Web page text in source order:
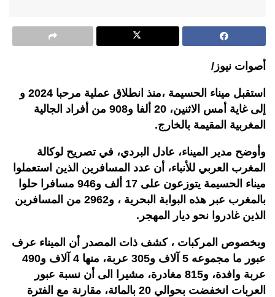
أصوات نيوز/
استقبل ميناء الحسيمة ،منذ انطلاق عملية مرحبا 2024 و
إلى غاية أمس الاثنين، 20 ألفا و908 من أفراد الجالية
المغربية المقيمة بالخارج.
وأوضح مدير الميناء، عادل البردي، في تصريح لوكالة
المغرب العربي للأنباء، أن عدد المسافرين الذين استعملوا
ميناء الحسيمة يتوزعون على 17 ألف و946 مسافرا حلوا
بالمغرب عبر هذه البوابة البحرية ، و2962 من المسافرين
الذين غادروا نحو ديار المهجر.
وبخصوص المركبات ، كشف ذات المصدر أن الميناء عرف
عبور ما مجموعه 5 آلاف و305 عربة، منها 4 آلاف و490
عربة وافدة، و815 مغادرة، مشيرا الى أن نسبة عبور
العربات انخفضت بحوالي 20 بالمائة، مقارنة مع الفترة